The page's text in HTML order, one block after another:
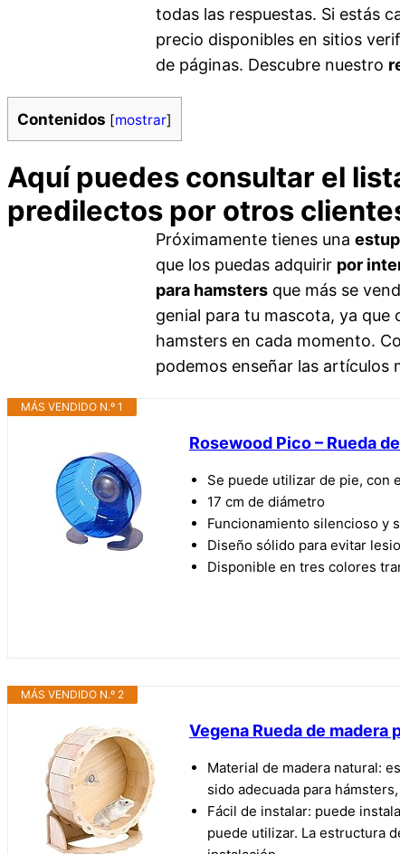
todas las respuestas. Si estás
precio disponibles en sitios
de páginas. Descubre nuestro
Contenidos [mostrar]
Aquí puedes consultar el
predilectos por otros
Próximamente tienes una
que los puedas adquirir por
para hamsters que más se
genial para tu mascota, ya que
hamsters en cada momento.
podemos enseñar las artículos
MÁS VENDIDO N.º 1
Rosewood Pico – Rueda
Se puede utilizar de pie, con
17 cm de diámetro
Funcionamiento silencioso y
Diseño sólido para evitar
Disponible en tres colores
MÁS VENDIDO N.º 2
Vegena Rueda de
Material de madera natural:
sido adecuada para
Fácil de instalar: puede
puede utilizar. La estructura